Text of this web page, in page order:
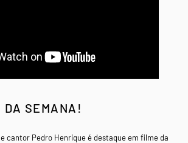
DA SEMANA!
cantor Pedro Henrique é destaque em filme da